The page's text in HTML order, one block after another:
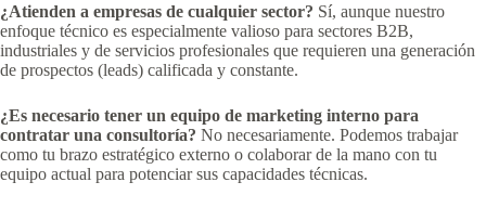
¿Atienden a empresas de cualquier sector? Sí, aunque nuestro
enfoque técnico es especialmente valioso para sectores B2B,
industriales y de servicios profesionales que requieren una generación
de prospectos (leads) calificada y constante.
¿Es necesario tener un equipo de marketing interno para
contratar una consultoría? No necesariamente. Podemos trabajar
como tu brazo estratégico externo o colaborar de la mano con tu
equipo actual para potenciar sus capacidades técnicas.